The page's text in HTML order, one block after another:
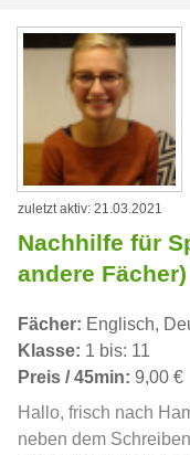
zuletzt aktiv: 21.03.2021
Nachhilfe für
andere Fächer)
Fächer: Englisch,
Klasse: 1 bis: 11
Preis / 45min: 9,00 €
Hallo, frisch nach
neben dem